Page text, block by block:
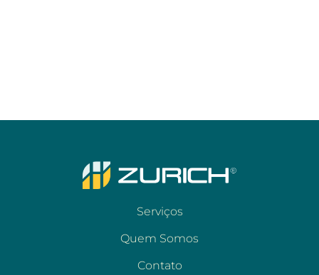
Serviços
Quem Somos
Contato